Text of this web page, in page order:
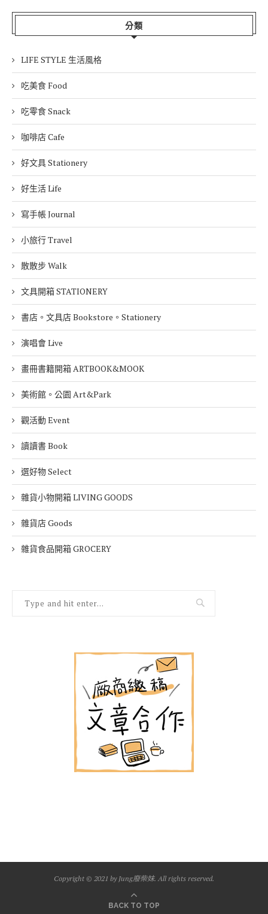
分類
LIFE STYLE 生活風格
吃美食 Food
吃零食 Snack
咖啡店 Cafe
好文具 Stationery
好生活 Life
寫手帳 Journal
小旅行 Travel
散散步 Walk
文具開箱 STATIONERY
書店。文具店 Bookstore。Stationery
演唱會 Live
畫冊書籍開箱 ARTBOOK&MOOK
美術館。公園 Art&Park
觀活動 Event
讀讀書 Book
選好物 Select
雜貨小物開箱 LIVING GOODS
雜貨店 Goods
雜貨食品開箱 GROCERY
Copyright © 2021 by Jung廢柴妹. All rights reserved.
BACK TO TOP